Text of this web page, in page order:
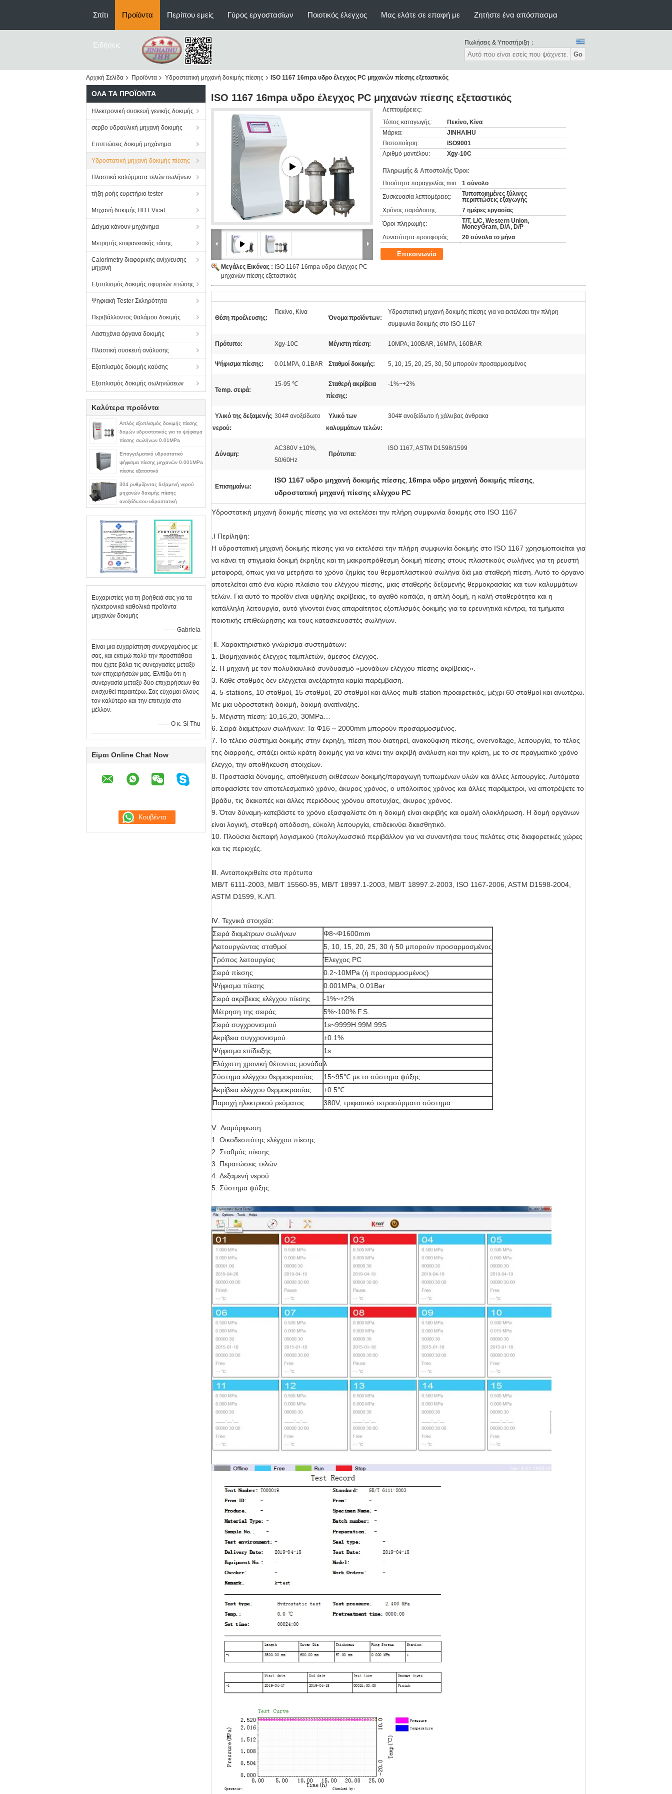
Σπίτι Προϊόντα Περίπου εμείς Γύρος εργοστασίων Ποιοτικός έλεγχος Μας ελάτε σε επαφή με Ζητήστε ένα απόσπασμα
Ειδήσεις Πωλήσεις & Υποστήριξη：
Go
Αρχική Σελίδα Προϊόντα Υδροστατική μηχανή δοκιμής πίεσης ISO 1167 16mpa υδρο έλεγχος PC μηχανών πίεσης εξεταστικός
ΌΛΑ ΤΑ ΠΡΟΪΌΝΤΑ
Ηλεκτρονική συσκευή γενικής δοκιμής
σερβο υδραυλική μηχανή δοκιμής
Επιπτώσεις δοκιμή μηχάνημα
Υδροστατική μηχανή δοκιμής πίεσης
Πλαστικά καλύμματα τελών σωλήνων
τήξη ροής ευρετήριο tester
Μηχανή δοκιμής HDT Vicat
Δείγμα κάνουν μηχάνημα
Μετρητής επιφανειακής τάσης
Calorimetry διαφορικής ανίχνευσης
μηχανή
Εξοπλισμός δοκιμής σφυριών πτώσης
Ψηφιακή Tester Σκληρότητα
Περιβάλλοντος θαλάμου δοκιμής
Λαστιχένια όργανα δοκιμής
Πλαστική συσκευή ανάλυσης
Εξοπλισμός δοκιμής καύσης
Εξοπλισμός δοκιμής σωληνώσεων
Καλύτερα προϊόντα
Απλός εξοπλισμός δοκιμής πίεσης
δομών υδροστατικός για το ψήφισμα
πίεσης σωλήνων 0.01MPa
Επαγγελματικό υδροστατικό
ψήφισμα πίεσης μηχανών 0.001MPa
πίεσης εξεταστικό
304 ρυθμίζοντας δεξαμενή νερού
μηχανών δοκιμής πίεσης
ανοξείδωτου υδροστατική
Ευχαριστίες για τη βοήθειά σας για τα
ηλεκτρονικά καθολικά προϊόντα
μηχανών δοκιμής
—— Gabriela
Είναι μια ευχαρίστηση συνεργαμένος με
σας, και εκτιμώ πολύ την προσπάθεια
που έχετε βάλει τις συνεργασίες μεταξύ
των επιχειρήσεών μας. Ελπίζω ότι η
συνεργασία μεταξύ δύο επιχειρήσεων θα
ενισχυθεί περαιτέρω. Σας εύχομαι όλους
τον καλύτερο και την επιτυχία στο
μέλλον.
—— Ο κ. Si Thu
Είμαι Online Chat Now
ISO 1167 16mpa υδρο έλεγχος PC μηχανών πίεσης εξεταστικός
Μεγάλες Εικόνας : ISO 1167 16mpa υδρο έλεγχος PC
μηχανών πίεσης εξεταστικός
Λεπτομέρειες:
Τόπος καταγωγής:
Πεκίνο, Κίνα
Μάρκα:
JINHAIHU
Πιστοποίηση:
ISO9001
Αριθμό μοντέλου:
Xgy-10C
Πληρωμής & Αποστολής Όροι:
Ποσότητα παραγγελίας min: 1 σύνολο
Συσκευασία λεπτομέρειες:
Τυποποιημένες ξύλινες
περιπτώσεις εξαγωγής
Χρόνος παράδοσης:
7 ημέρες εργασίας
Όροι πληρωμής:
T/T, L/C, Western Union,
MoneyGram, D/A, D/P
Δυνατότητα προσφοράς:
20 σύνολα το μήνα
Επικοινωνία
Θέση προέλευσης:
Πεκίνο, Κίνα
Όνομα προϊόντων:
Υδροστατική μηχανή δοκιμής πίεσης για να εκτελέσει την πλήρη
συμφωνία δοκιμής στο ISO 1167
Πρότυπο: Xgy-10C Μέγιστη πίεση: 10MPA, 100BAR, 16MPA, 160BAR
Ψήφισμα πίεσης: 0.01MPA, 0.1BAR Σταθμοί δοκιμής: 5, 10, 15, 20, 25, 30, 50 μπορούν προσαρμοσμένος
Temp. σειρά:
15-95 ℃
Σταθερή ακρίβεια
πίεσης:
-1%~+2%
Υλικό της δεξαμενής
νερού:
304# ανοξείδωτο
Υλικό των
καλυμμάτων τελών:
304# ανοξείδωτο ή χάλυβας άνθρακα
Δύναμη:
AC380V ±10%,
50/60Hz
Πρότυπα:
ISO 1167, ASTM D1598/1599
Επισημαίνω:
ISO 1167 υδρο μηχανή δοκιμής πίεσης, 16mpa υδρο μηχανή δοκιμής πίεσης,
υδροστατική μηχανή πίεσης ελέγχου PC
Υδροστατική μηχανή δοκιμής πίεσης για να εκτελέσει την πλήρη συμφωνία δοκιμής στο ISO 1167
.Ⅰ Περίληψη:
Η υδροστατική μηχανή δοκιμής πίεσης για να εκτελέσει την πλήρη συμφωνία δοκιμής στο ISO 1167 χρησιμοποιείται για
να κάνει τη στιγμιαία δοκιμή έκρηξης και τη μακροπρόθεσμη δοκιμή πίεσης στους πλαστικούς σωλήνες για τη ρευστή
μεταφορά, όπως για να μετρήσει το χρόνο ζημίας του θερμοπλαστικού σωλήνα διά μια σταθερή πίεση. Αυτό το όργανο
αποτελείται από ένα κύριο πλαίσιο του ελέγχου πίεσης, μιας σταθερής δεξαμενής θερμοκρασίας και των καλυμμάτων
τελών. Για αυτό το προϊόν είναι υψηλής ακρίβειας, το αγαθό κοιτάζει, η απλή δομή, η καλή σταθερότητα και η
κατάλληλη λειτουργία, αυτό γίνονται ένας απαραίτητος εξοπλισμός δοκιμής για τα ερευνητικά κέντρα, τα τμήματα
ποιοτικής επιθεώρησης και τους κατασκευαστές σωλήνων.
Ⅱ. Χαρακτηριστικό γνώρισμα συστημάτων:
1. Βιομηχανικός έλεγχος ταμπλετών, άμεσος έλεγχος.
2. Η μηχανή με τον πολυδιαυλικό συνδυασμό «μονάδων ελέγχου πίεσης ακρίβειας».
3. Κάθε σταθμός δεν ελέγχεται ανεξάρτητα καμία παρέμβαση.
4. 5-statiions, 10 σταθμοί, 15 σταθμοί, 20 σταθμοί και άλλος multi-station προαιρετικός, μέχρι 60 σταθμοί και ανωτέρω.
Με μια υδροστατική δοκιμή, δοκιμή ανατίναξης.
5. Μέγιστη πίεση: 10,16,20, 30MPa…
6. Σειρά διαμέτρων σωλήνων: Τα Φ16 ~ 2000mm μπορούν προσαρμοσμένος.
7. Το τέλειο σύστημα δοκιμής στην έκρηξη, πίεση που διατηρεί, ανακούφιση πίεσης, overvoltage, λειτουργία, το τέλος
της διαρροής, σπάζει οκτώ κράτη δοκιμής για να κάνει την ακριβή ανάλυση και την κρίση, με το σε πραγματικό χρόνο
έλεγχο, την αποθήκευση στοιχείων.
8. Προστασία δύναμης, αποθήκευση εκθέσεων δοκιμής/παραγωγή τυπωμένων υλών και άλλες λειτουργίες. Αυτόματα
αποφασίστε τον αποτελεσματικό χρόνο, άκυρος χρόνος, ο υπόλοιπος χρόνος και άλλες παράμετροι, να αποτρέψετε το
βράδυ, τις διακοπές και άλλες περιόδους χρόνου αποτυχίας, άκυρος χρόνος.
9. Όταν δύναμη-κατεβάστε το χρόνο εξασφαλίστε ότι η δοκιμή είναι ακριβής και ομαλή ολοκλήρωση. Η δομή οργάνων
είναι λογική, σταθερή απόδοση, εύκολη λειτουργία, επιδεικνύει διαισθητικό.
10. Πλούσια διεπαφή λογισμικού (πολυγλωσσικό περιβάλλον για να συναντήσει τους πελάτες στις διαφορετικές χώρες
και τις περιοχές.
Ⅲ. Ανταποκριθείτε στα πρότυπα
ΜΒ/Τ 6111-2003, ΜΒ/Τ 15560-95, ΜΒ/Τ 18997.1-2003, ΜΒ/Τ 18997.2-2003, ISO 1167-2006, ASTM D1598-2004,
ASTM D1599, Κ.ΛΠ.
Ⅳ. Τεχνικά στοιχεία:
Σειρά διαμέτρων σωλήνων
Φ8~Φ1600mm
Λειτουργώντας σταθμοί
5, 10, 15, 20, 25, 30 ή 50 μπορούν προσαρμοσμένος
Τρόπος λειτουργίας
Έλεγχος PC
Σειρά πίεσης
0.2~10MPa (ή προσαρμοσμένος)
Ψήφισμα πίεσης
0.001MPa, 0.01Bar
Σειρά ακρίβειας ελέγχου πίεσης
-1%~+2%
Μέτρηση της σειράς
5%~100% F.S.
Σειρά συγχρονισμού
1s~9999H 99M 99S
Ακρίβεια συγχρονισμού
±0.1%
Ψήφισμα επίδειξης
1s
Ελάχιστη χρονική θέτοντας μονάδαλ.
Σύστημα ελέγχου θερμοκρασίας
15~95℃ με το σύστημα ψύξης
Ακρίβεια ελέγχου θερμοκρασίας
±0.5℃
Παροχή ηλεκτρικού ρεύματος
380V, τριφασικό τετρασύρματο σύστημα
Ⅴ. Διαμόρφωση:
1. Οικοδεσπότης ελέγχου πίεσης
2. Σταθμός πίεσης
3. Περατώσεις τελών
4. Δεξαμενή νερού
5. Σύστημα ψύξης.